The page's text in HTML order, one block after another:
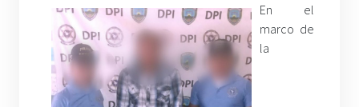
En el
marco de
la